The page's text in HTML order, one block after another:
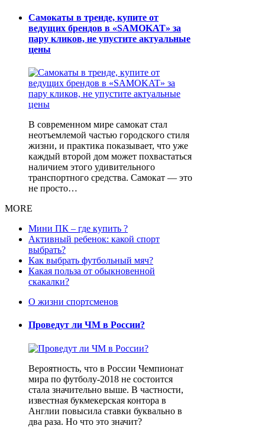
Самокаты в тренде, купите от
ведущих брендов в «SAMOKAT» за
пару кликов, не упустите актуальные
цены
В современном мире самокат стал
неотъемлемой частью городского стиля
жизни, и практика показывает, что уже
каждый второй дом может похвастаться
наличием этого удивительного
транспортного средства. Самокат — это
не просто…
MORE
Мини ПК – где купить ?
Активный ребенок: какой спорт
выбрать?
Как выбрать футбольный мяч?
Какая польза от обыкновенной
скакалки?
О жизни спортсменов
Проведут ли ЧМ в России?
Вероятность, что в России Чемпионат
мира по футболу-2018 не состоится
стала значительно выше. В частности,
известная букмекерская контора в
Англии повысила ставки буквально в
два раза. Но что это значит?